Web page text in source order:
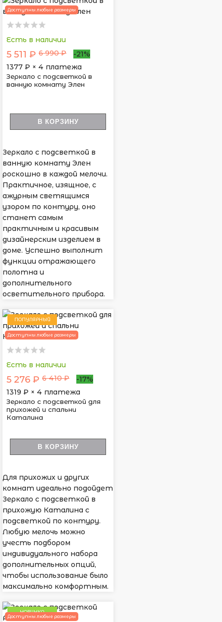
Доступны любые размеры
Есть в наличии
5 511 ₽ 6 990 ₽
-21%
1377 ₽ × 4 платежа
Зеркало с подсветкой в
ванную комнату Элен
В КОРЗИНУ
Зеркало с подсветкой в
ванную комнату Элен
роскошно в каждой мелочи.
Практичное, изящное, с
ажурным светящимся
узором по контуру, оно
станет самым
практичным и красивым
дизайнерским изделием в
доме. Успешно выполнит
функции отражающего
полотна и
дополнительного
осветительного прибора.
ПОПУЛЯРНЫЙ
Доступны любые размеры
Есть в наличии
5 276 ₽ 6 410 ₽
-17%
1319 ₽ × 4 платежа
Зеркало с подсветкой для
прихожей и спальни
Каталина
В КОРЗИНУ
Для прихожих и других
комнат идеально подойдет
Зеркало с подсветкой в
прихожую Каталина с
подсветкой по контуру.
Любую мелочь можно
учесть подбором
индивидуального набора
дополнительных опций,
чтобы использование было
максимально комфортным.
НОВИНКА
Доступны любые размеры